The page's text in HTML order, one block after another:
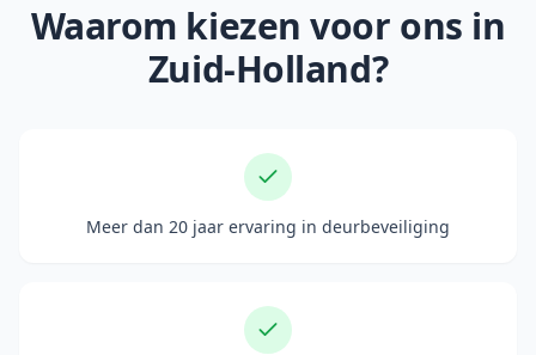
Waarom kiezen voor ons in
Zuid-Holland?
Meer dan 20 jaar ervaring in deurbeveiliging